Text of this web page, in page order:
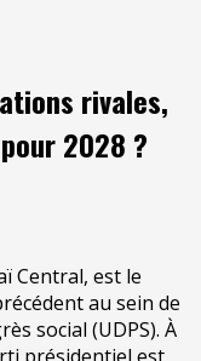
rivales,
2028 ?
Central, est le
au sein de
social (UDPS). À